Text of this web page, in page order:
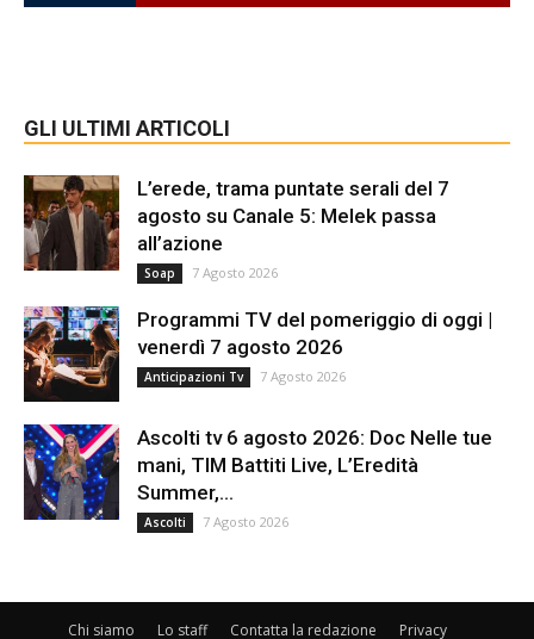
GLI ULTIMI ARTICOLI
L’erede, trama puntate serali del 7
agosto su Canale 5: Melek passa
all’azione
Soap 7 Agosto 2026
Programmi TV del pomeriggio di oggi |
venerdì 7 agosto 2026
Anticipazioni Tv 7 Agosto 2026
Ascolti tv 6 agosto 2026: Doc Nelle tue
mani, TIM Battiti Live, L’Eredità
Summer,...
Ascolti 7 Agosto 2026
Chi siamo Lo staff Contatta la redazione Privacy